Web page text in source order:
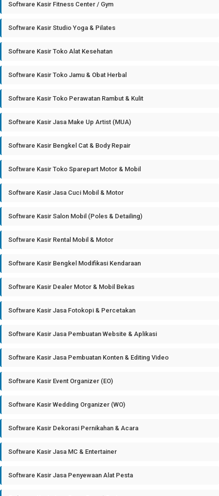
Software Kasir Fitness Center / Gym
Software Kasir Studio Yoga & Pilates
Software Kasir Toko Alat Kesehatan
Software Kasir Toko Jamu & Obat Herbal
Software Kasir Toko Perawatan Rambut & Kulit
Software Kasir Jasa Make Up Artist (MUA)
Software Kasir Bengkel Cat & Body Repair
Software Kasir Toko Sparepart Motor & Mobil
Software Kasir Jasa Cuci Mobil & Motor
Software Kasir Salon Mobil (Poles & Detailing)
Software Kasir Rental Mobil & Motor
Software Kasir Bengkel Modifikasi Kendaraan
Software Kasir Dealer Motor & Mobil Bekas
Software Kasir Jasa Fotokopi & Percetakan
Software Kasir Jasa Pembuatan Website & Aplikasi
Software Kasir Jasa Pembuatan Konten & Editing Video
Software Kasir Event Organizer (EO)
Software Kasir Wedding Organizer (WO)
Software Kasir Dekorasi Pernikahan & Acara
Software Kasir Jasa MC & Entertainer
Software Kasir Jasa Penyewaan Alat Pesta